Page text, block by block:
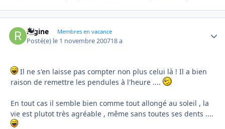
regine Membres en vacance
Posté(e) le 1 novembre 200718 a
Il ne s'en laisse pas compter non plus celui là ! Il a bien
raison de remettre les pendules à l'heure ....
En tout cas il semble bien comme tout allongé au soleil , la
vie est plutot très agréable , même sans toutes ses dents ....